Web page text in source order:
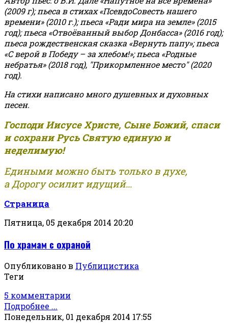
(2009 г); пьеса в стихах «ПсевдоСовесть нашего
времени» (2010 г.); пьеса «Ради мира на земле» (2015
год); пьеса «Отвоёванный выбор Донбасса» (2016 год);
пьеса рождественская сказка «Вернуть папу»; пьеса
«С верой в Победу – за хлебом!»;пьеса «Родные
небратья» (2018 год), "Прикормленное место" (2020
год).
На стихи написано много душевных и духовных
песен.
Господи Иисусе Христе, Сыне Божий, спаси
и сохрани Русь Святую единую и
неделимую!
Едиными можно быть только в духе,
а Дорогу осилит идущий...
Страница
Пятница, 05 декабря 2014 20:20
По храмам с охраной
Опубликовано в Публицистика
Теги
5 комментарии
Подробнее ...
Понедельник, 01 декабря 2014 17:55